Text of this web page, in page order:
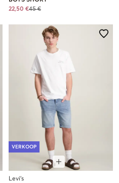
22,50 €45 €
VERKOOP
Levi's